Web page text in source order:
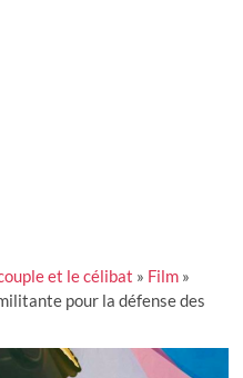
et le célibat » Film »
pour la défense des